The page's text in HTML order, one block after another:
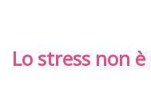
Lo stress non